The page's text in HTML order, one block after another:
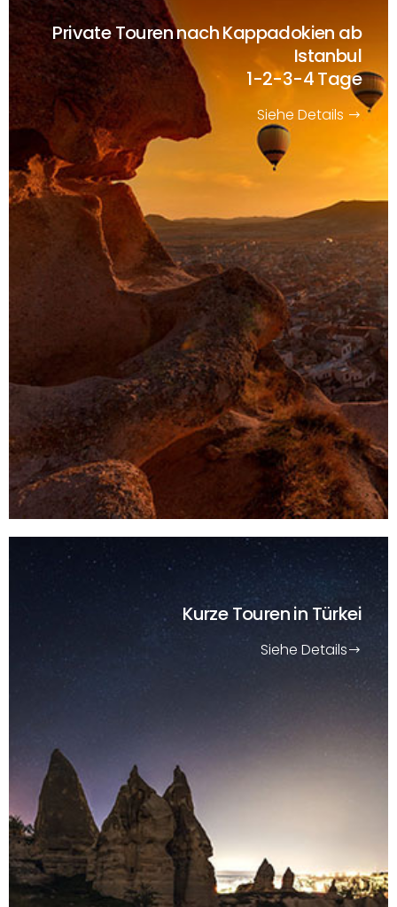
Private Touren nach Kappadokien ab
Istanbul
1-2-3-4 Tage
Siehe Details
Kurze Tourenin Türkei
Siehe Details